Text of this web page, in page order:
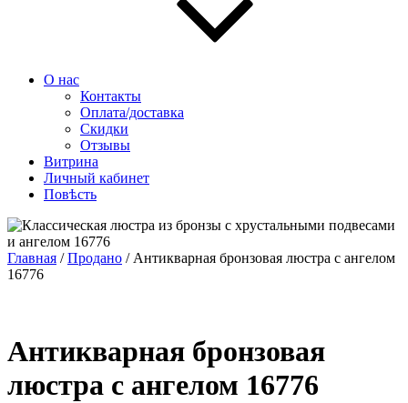
О нас
Контакты
Оплата/доставка
Скидки
Отзывы
Витрина
Личный кабинет
Повѣсть
Главная /Продано / Антикварная бронзовая люстра с ангелом
16776
Антикварная бронзовая
люстра с ангелом 16776